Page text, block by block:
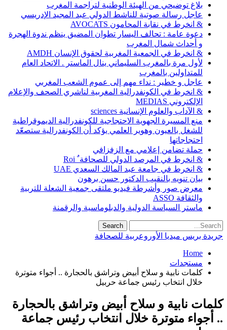
بلاغ توضيحي من الهيئة الوطنية لتراجمة المغرب
عاجل رسالة صوتية للناشط الدولي عبد المجيد الإدريسي
& انخرط في نقابة المحامون AVOCATS
دعوة عامة : تحالف اليسار تطوان المضيق ينظم ندوة الهجرة
و أحداث شمال المغرب
& انخرط في الجمعية المغربية لحقوق الإنسان AMDH
لأول مرة بالمغرب السليماني ينال الماستر . الاتحاد العام
للمتداولين بالمغرب
عاجل و خطير : نداء مهم إلى عموم الشعب المغربي
& انخرط في الكونفدرالية المغربية لناشري الصحف والإعلام
الإلكتروني MEDIAS
& الآداب والعلوم الإنسانية sciences
منع المسيرة الجهوية الاحتجاجية للكونفدرالية الديموقراطية
للشغل بالعيون وهوير العلمي يؤكد أن الكونفدرالية ستصعّد
احتجاجاتها
حملة تضامن إعلامي مع الزفزافي
& انخرط في المرصد الدولي للصحافة ٌ Roi
& انخرط في جامعة عبد المالك السعدي UAE
بيان تنويه بالنقيب الدكتور حسن برهون
معرض صور وأشرطة فيديو ملتقى جمعية الشعلة للتربية
والثقافة ASSO
ماستر السياسة الدولية والدبلوماسية والرقمنة
جريدة بريس ميديا الأوروعربية للصحافة
Home
مستجدات
كلمات نابية و سلاح أبيض وتراشق بالحجارة .. أجواء متوترة
خلال انتخاب رئيس جماعة حربيل
كلمات نابية و سلاح أبيض وتراشق بالحجارة
.. أجواء متوترة خلال انتخاب رئيس جماعة